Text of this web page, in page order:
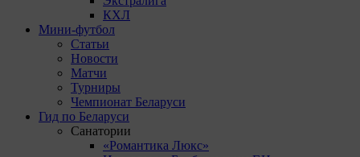
КХЛ
Мини-футбол
Статьи
Новости
Матчи
Турниры
Чемпионат Беларуси
Гид по Беларуси
Санатории
«Романтика Люкс»